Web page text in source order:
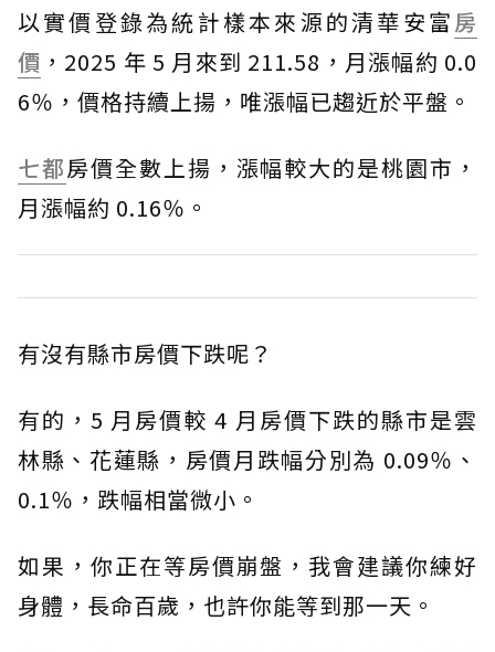
以實價登錄為統計樣本來源的清華安富房
價 ，2025 年 5 月來到 211.58，月漲幅約 0.0
6％，價格持續上揚，唯漲幅已趨近於平盤。
七都房價全數上揚，漲幅較大的是桃園市，
月漲幅約 0.16％。
有沒有縣市房價下跌呢？
有的，5 月房價較 4 月房價下跌的縣市是雲
林縣、花蓮縣，房價月跌幅分別為 0.09％、
0.1％，跌幅相當微小。
如果，你正在等房價崩盤，我會建議你練好
身體，長命百歲，也許你能等到那一天。